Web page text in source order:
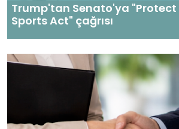
Trump'tan Senato'ya "Protect
Sports Act" çağrısı